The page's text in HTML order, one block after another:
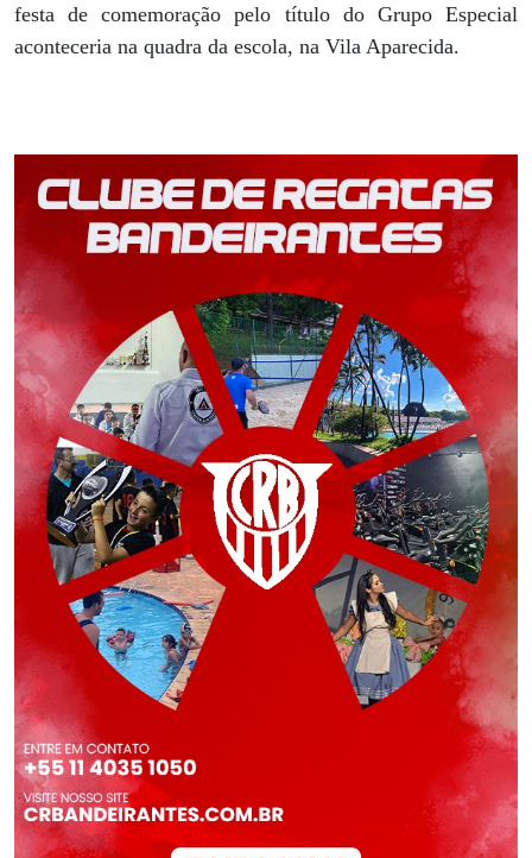
festa de comemoração pelo título do Grupo Especial
aconteceria na quadra da escola, na Vila Aparecida.